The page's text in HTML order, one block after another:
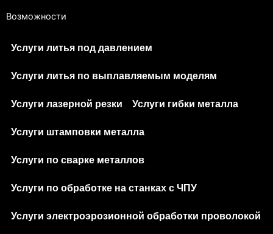
Возможности
Услуги литья под давлением
Услуги литья по выплавляемым моделям
Услуги лазерной резки Услуги гибки металла
Услуги штамповки металла
Услуги по сварке металлов
Услуги по обработке на станках с ЧПУ
Услуги электроэрозионной обработки проволокой